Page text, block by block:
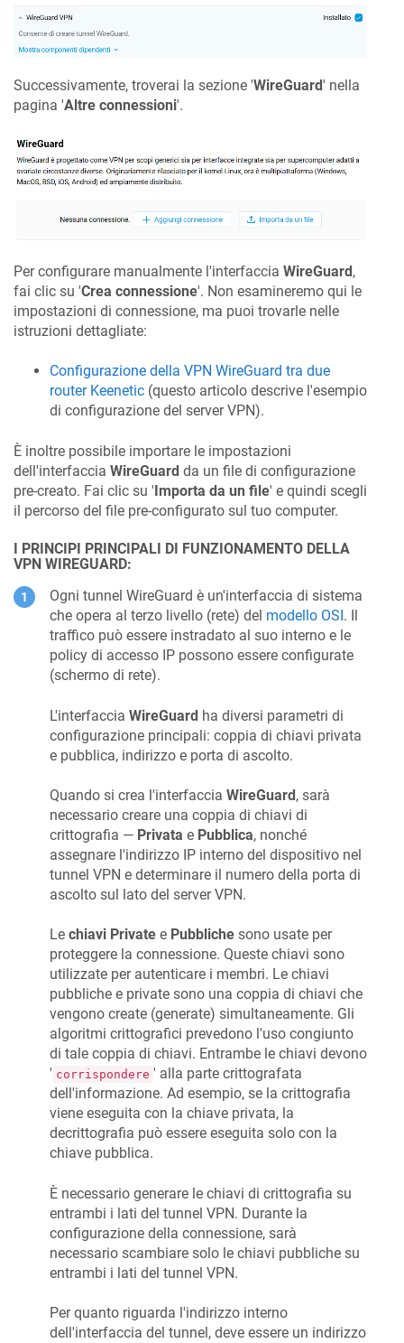
Successivamente, troverai la sezione 'WireGuard' nella
pagina 'Altre connessioni'.
Per configurare manualmente l'interfaccia WireGuard,
fai clic su 'Crea connessione'. Non esamineremo qui le
impostazioni di connessione, ma puoi trovarle nelle
istruzioni dettagliate:
Configurazione della VPN WireGuard tra due
router Keenetic (questo articolo descrive l'esempio
di configurazione del server VPN).
È inoltre possibile importare le impostazioni
dell'interfaccia WireGuard da un file di configurazione
pre-creato. Fai clic su 'Importa da un file' e quindi scegli
il percorso del file pre-configurato sul tuo computer.
I PRINCIPI PRINCIPALI DI FUNZIONAMENTO DELLA
VPN WIREGUARD:
Ogni tunnel WireGuard è un'interfaccia di sistema
che opera al terzo livello (rete) del modello OSI . Il
traffico può essere instradato al suo interno e le
policy di accesso IP possono essere configurate
(schermo di rete).
L'interfaccia WireGuard ha diversi parametri di
configurazione principali: coppia di chiavi privata
e pubblica, indirizzo e porta di ascolto.
Quando si crea l'interfaccia WireGuard, sarà
necessario creare una coppia di chiavi di
crittografia — Privata e Pubblica, nonché
assegnare l'indirizzo IP interno del dispositivo nel
tunnel VPN e determinare il numero della porta di
ascolto sul lato del server VPN.
Le chiavi Private e Pubbliche sono usate per
proteggere la connessione. Queste chiavi sono
utilizzate per autenticare i membri. Le chiavi
pubbliche e private sono una coppia di chiavi che
vengono create (generate) simultaneamente. Gli
algoritmi crittografici prevedono l'uso congiunto
di tale coppia di chiavi. Entrambe le chiavi devono
' corrispondere ' alla parte crittografata
dell'informazione. Ad esempio, se la crittografia
viene eseguita con la chiave privata, la
decrittografia può essere eseguita solo con la
chiave pubblica.
È necessario generare le chiavi di crittografia su
entrambi i lati del tunnel VPN. Durante la
configurazione della connessione, sarà
necessario scambiare solo le chiavi pubbliche su
entrambi i lati del tunnel VPN.
Per quanto riguarda l'indirizzo interno
dell'interfaccia del tunnel, deve essere un indirizzo